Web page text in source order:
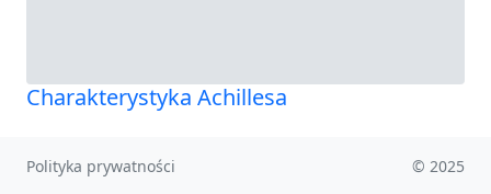
Charakterystyka Achillesa
Polityka prywatności © 2025